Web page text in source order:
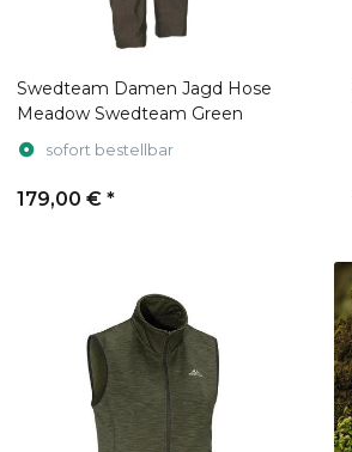
Swedteam Damen Jagd Hose
Meadow Swedteam Green
sofort bestellbar
179,00 € *